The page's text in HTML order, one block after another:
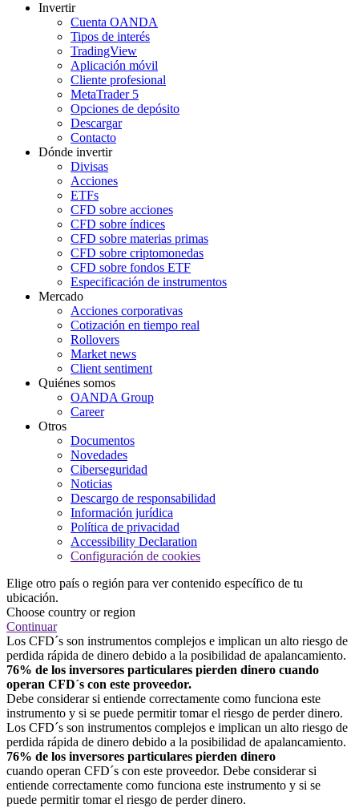
Invertir
Cuenta OANDA
Tipos de interés
TradingView
Aplicación móvil
Cliente profesional
MetaTrader 5
Opciones de depósito
Descargar
Contacto
Dónde invertir
Divisas
Acciones
ETFs
CFD sobre acciones
CFD sobre índices
CFD sobre materias primas
CFD sobre criptomonedas
CFD sobre fondos ETF
Especificación de instrumentos
Mercado
Acciones corporativas
Cotización en tiempo real
Rollovers
Market news
Client sentiment
Quiénes somos
OANDA Group
Career
Otros
Documentos
Novedades
Ciberseguridad
Noticias
Descargo de responsabilidad
Información jurídica
Política de privacidad
Accessibility Declaration
Configuración de cookies
Elige otro país o región para ver contenido específico de tu
ubicación.
Choose country or region
Continuar
Los CFD´s son instrumentos complejos e implican un alto riesgo de
perdida rápida de dinero debido a la posibilidad de apalancamiento.
76% de los inversores particulares pierden dinero cuando
operan CFD´s con este proveedor.
Debe considerar si entiende correctamente como funciona este
instrumento y si se puede permitir tomar el riesgo de perder dinero.
Los CFD´s son instrumentos complejos e implican un alto riesgo de
perdida rápida de dinero debido a la posibilidad de apalancamiento.
76% de los inversores particulares pierden dinero
cuando operan CFD´s con este proveedor. Debe considerar si
entiende correctamente como funciona este instrumento y si se
puede permitir tomar el riesgo de perder dinero.